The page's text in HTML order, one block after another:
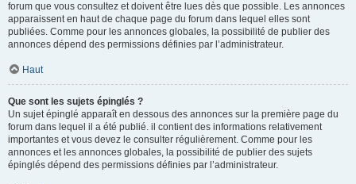
forum que vous consultez et doivent être lues dès que possible. Les annonces
apparaissent en haut de chaque page du forum dans lequel elles sont
publiées. Comme pour les annonces globales, la possibilité de publier des
annonces dépend des permissions définies par l’administrateur.
Haut
Que sont les sujets épinglés ?
Un sujet épinglé apparaît en dessous des annonces sur la première page du
forum dans lequel il a été publié. il contient des informations relativement
importantes et vous devez le consulter régulièrement. Comme pour les
annonces et les annonces globales, la possibilité de publier des sujets
épinglés dépend des permissions définies par l’administrateur.